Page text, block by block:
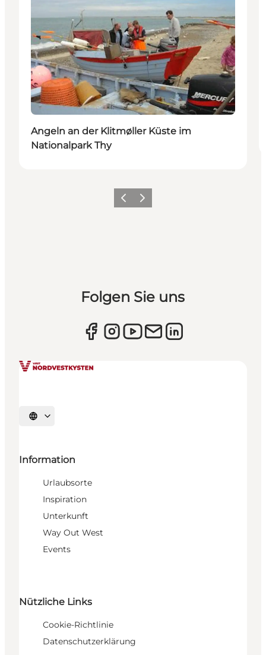
Angeln an der Klitmøller Küste im
Nationalpark Thy
ZurückWeiter
Folgen Sie uns
Sprache auswählen
Information
Urlaubsorte
Inspiration
Unterkunft
Way Out West
Events
Nützliche Links
Cookie-Richtlinie
Datenschutzerklärung